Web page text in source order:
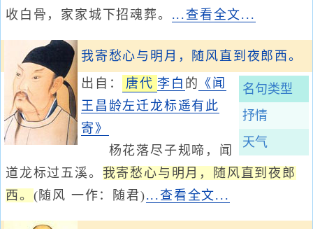
收白骨，家家城下招魂葬。 ...查看全文...
我寄愁心与明月，随风直到夜郎西。
名句类型
抒情
天气
出自： 唐代 李白 的 《闻
王昌龄左迁龙标遥有此
寄》
杨花落尽子规啼，闻
道龙标过五溪。 我寄愁心与明月，随风直到夜郎
西。 (随风 一作：随君)...查看全文...